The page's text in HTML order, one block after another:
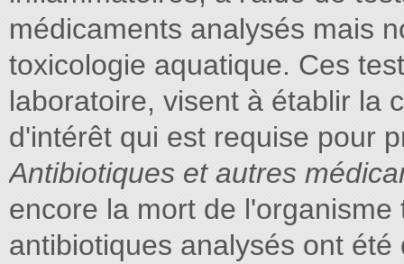
médicaments analysés mais
toxicologie aquatique. Ces
laboratoire, visent à établir la
d'intérêt qui est requise pour
Antibiotiques et autres
encore la mort de
antibiotiques analysés ont